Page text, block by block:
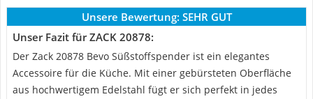
Unsere Bewertung: SEHR GUT
Unser Fazit für ZACK 20878:
Der Zack 20878 Bevo Süßstoffspender ist ein elegantes
Accessoire für die Küche. Mit einer gebürsteten Oberfläche
aus hochwertigem Edelstahl fügt er sich perfekt in jedes